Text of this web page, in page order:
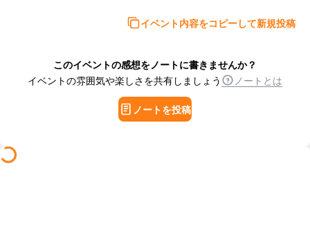
イベント内容をコピーして新規投稿
このイベントの感想をノートに書きませんか？
イベントの雰囲気や楽しさを共有しましょう
ノートとは
ノートを投稿